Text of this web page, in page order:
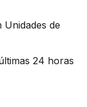
Unidades de
24 horas